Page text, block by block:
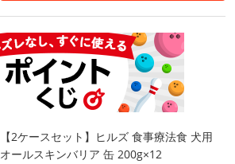
【2ケースセット】ヒルズ 食事療法食 犬用
オールスキンバリア 缶 200g×12